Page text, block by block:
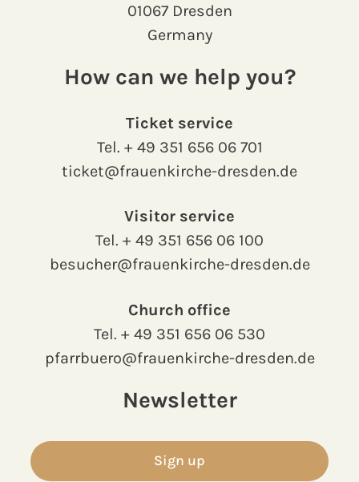
01067 Dresden
Germany
How can we help you?
Ticket service
Tel. + 49 351 656 06 701
ticket@frauenkirche-dresden.de
Visitor service
Tel. + 49 351 656 06 100
besucher@frauenkirche-dresden.de
Church office
Tel. + 49 351 656 06 530
pfarrbuero@frauenkirche-dresden.de
Newsletter
Sign up